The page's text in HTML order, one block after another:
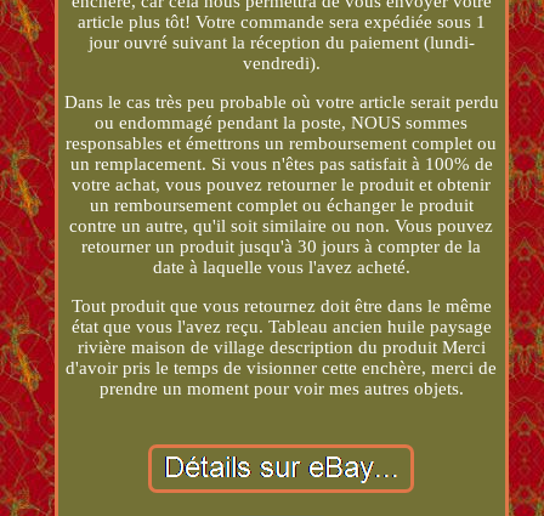
article plus tôt! Votre commande sera expédiée sous 1
jour ouvré suivant la réception du paiement (lundi-
vendredi).
Dans le cas très peu probable où votre article serait perdu
ou endommagé pendant la poste, NOUS sommes
responsables et émettrons un remboursement complet ou
un remplacement. Si vous n'êtes pas satisfait à 100% de
votre achat, vous pouvez retourner le produit et obtenir
un remboursement complet ou échanger le produit
contre un autre, qu'il soit similaire ou non. Vous pouvez
retourner un produit jusqu'à 30 jours à compter de la
date à laquelle vous l'avez acheté.
Tout produit que vous retournez doit être dans le même
état que vous l'avez reçu. Tableau ancien huile paysage
rivière maison de village description du produit Merci
d'avoir pris le temps de visionner cette enchère, merci de
prendre un moment pour voir mes autres objets.